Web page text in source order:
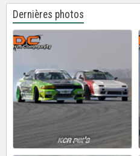
Dernières photos